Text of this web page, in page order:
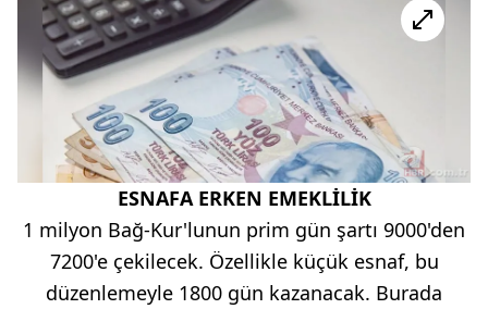
ESNAFA ERKEN EMEKLİLİK
1 milyon Bağ-Kur'lunun prim gün şartı 9000'den
7200'e çekilecek. Özellikle küçük esnaf, bu
düzenlemeyle 1800 gün kazanacak. Burada